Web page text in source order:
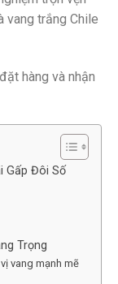
vang trắng Chile
hàng và nhận
Gấp Đôi Số
Trọng
vang mạnh mẽ